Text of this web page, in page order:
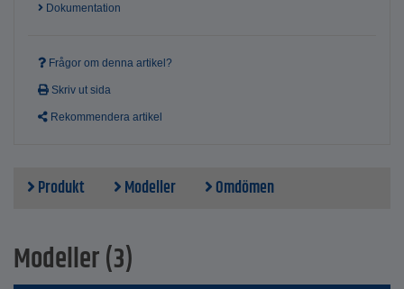
Dokumentation
Frågor om denna artikel?
Skriv ut sida
Rekommendera artikel
Produkt Modeller Omdömen
Modeller (3)